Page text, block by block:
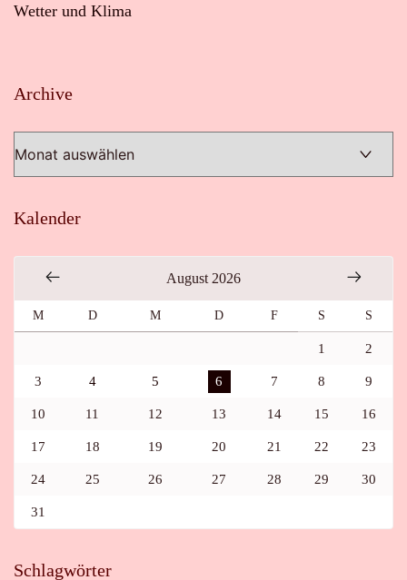
Wetter und Klima
Archive
Kalender
August 2026
M D M D F S S
1 2
3 4 5 6 7 8 9
10 11 12 13 14 15 16
17 18 19 20 21 22 23
24 25 26 27 28 29 30
31
Schlagwörter